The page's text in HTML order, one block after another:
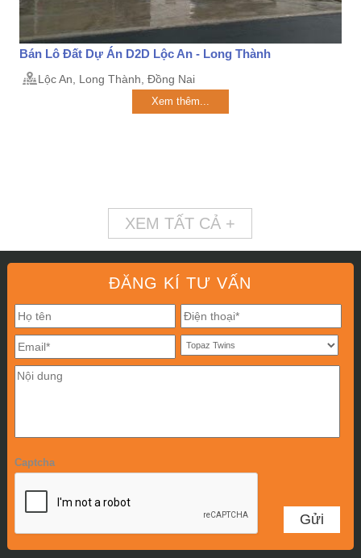
Bán Lô Đất Dự Án D2D Lộc An - Long Thành
Lộc An, Long Thành, Đồng Nai
Xem thêm...
XEM TẤT CẢ +
ĐĂNG KÍ TƯ VẤN
Captcha